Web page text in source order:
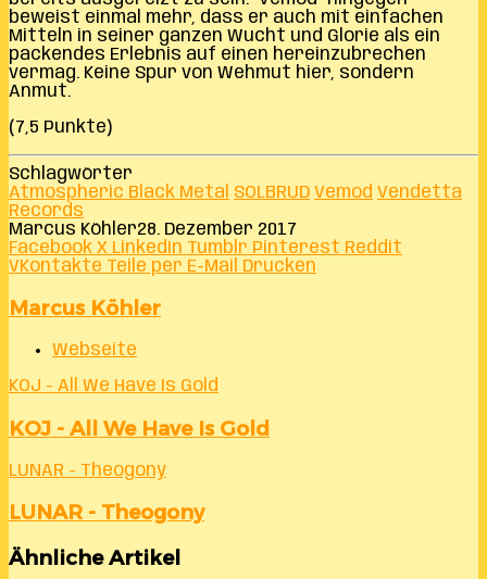
beweist einmal mehr, dass er auch mit einfachen
Mitteln in seiner ganzen Wucht und Glorie als ein
packendes Erlebnis auf einen hereinzubrechen
vermag. Keine Spur von Wehmut hier, sondern
Anmut.
(7,5 Punkte)
Schlagwörter
Atmospheric Black Metal SOLBRUD Vemod Vendetta
Records
Marcus Köhler28. Dezember 2017
Facebook X LinkedIn Tumblr Pinterest Reddit
VKontakte Teile per E-Mail Drucken
Marcus Köhler
Webseite
KOJ - All We Have Is Gold
KOJ - All We Have Is Gold
LUNAR - Theogony
LUNAR - Theogony
Ähnliche Artikel